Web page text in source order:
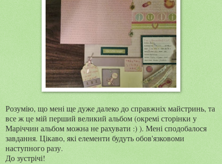
Розумію, що мені ще дуже далеко до справжніх майстринь, та
все ж це мій перший великий альбом (окремі сторінки у
Маріччин альбом можна не рахувати :) ). Мені сподобалося
завдання. Цікаво, які елементи будуть обов'язковоми
наступного разу.
До зустрічі!